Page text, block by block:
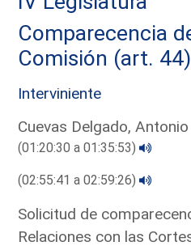
Comparecencia
Comisión (art.
Interviniente
Cuevas Delgado, Antonio
(01:20:30 a 01:35:53)
(02:55:41 a 02:59:26)
Solicitud de
Relaciones con las